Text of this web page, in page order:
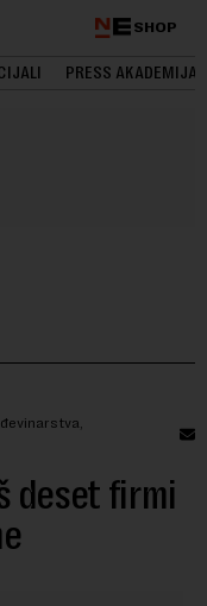
SHOP
PRESS AKADEMIJA
deset firmi